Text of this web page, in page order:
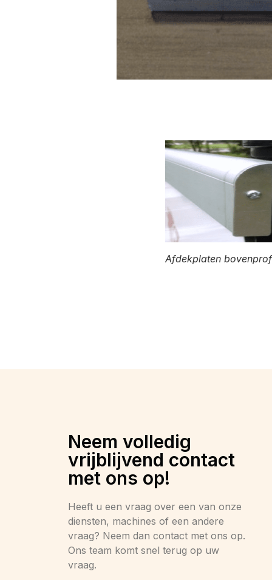
Afdekplaten
Neem volledig
vrijblijvend contact
met ons op!
Heeft u een vraag over een van onze
diensten, machines of een andere
vraag? Neem dan contact met ons op.
Ons team komt snel terug op uw
vraag.